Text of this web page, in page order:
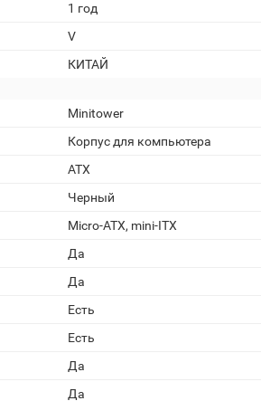
1 год
V
КИТАЙ
Minitower
Корпус для компьютера
ATX
Черный
Micro-ATX, mini-ITX
Да
Да
Есть
Есть
Да
Да